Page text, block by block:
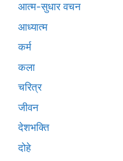
आत्म-सुधार वचन
आध्यात्म
कर्म
कला
चरित्र
जीवन
देशभक्ति
दोहे